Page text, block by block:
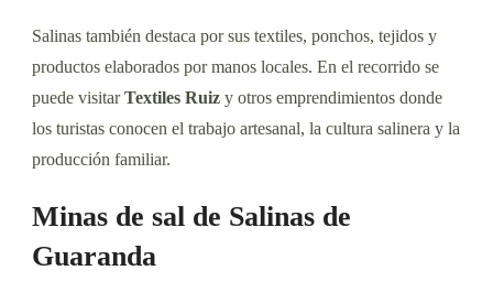
Salinas también destaca por sus textiles, ponchos, tejidos y
productos elaborados por manos locales. En el recorrido se
puede visitarTextiles Ruiz y otros emprendimientos donde
los turistas conocen el trabajo artesanal, la cultura salinera y la
producción familiar.
Minas de sal de Salinas de
Guaranda